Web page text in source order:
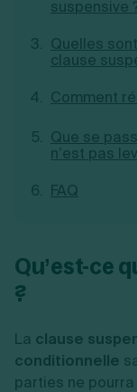
Toutes les
Je souhaite
comptable
Création
Création de
Création de
Création de
Aides à la
Ouverture
suspensive
Quelles
clause
Comment
Que se
n’est pas
FAQ
Qu’est-ce
?
La clause
conditionnelle
parties ne